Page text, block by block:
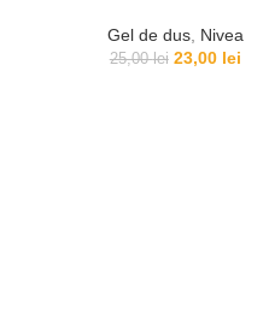
Gel de dus, Nivea
25,00lei 23,00 lei